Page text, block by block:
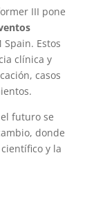
III pone
Spain. Estos
clínica y
casos
futuro se
donde
y la